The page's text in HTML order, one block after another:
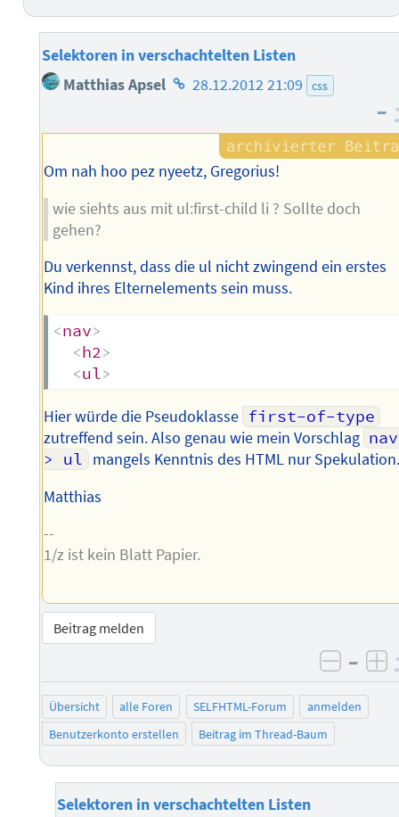
Selektoren in verschachtelten Listen
Matthias Apsel Homepage
Autors
28.12.2012 21:09 css
–
Om nah hoo pez nyeetz, Gregorius!
wie siehts aus mit ul:first-child li ? Sollte doch
gehen?
Du verkennst, dass die ul nicht zwingend ein erstes
Kind ihres Elternelements sein muss.
<nav>
<h2>
<ul>
Hier würde die Pseudoklasse first-of-type
zutreffend sein. Also genau wie mein Vorschlag nav
> ul mangels Kenntnis des HTML nur Spekulation.
Matthias
--
1/z ist kein Blatt Papier.
Beitrag melden
–
Übersicht alle Foren SELFHTML-Forum
anmelden
Benutzerkonto erstellen
Beitrag im Thread-Baum
Selektoren in verschachtelten Listen